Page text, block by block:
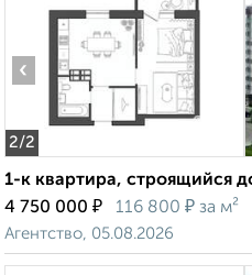
2/2
‹
1-к квартира, строящийся
4 750 000 ₽ 116 800 ₽ за м²
Агентство, 05.08.2026